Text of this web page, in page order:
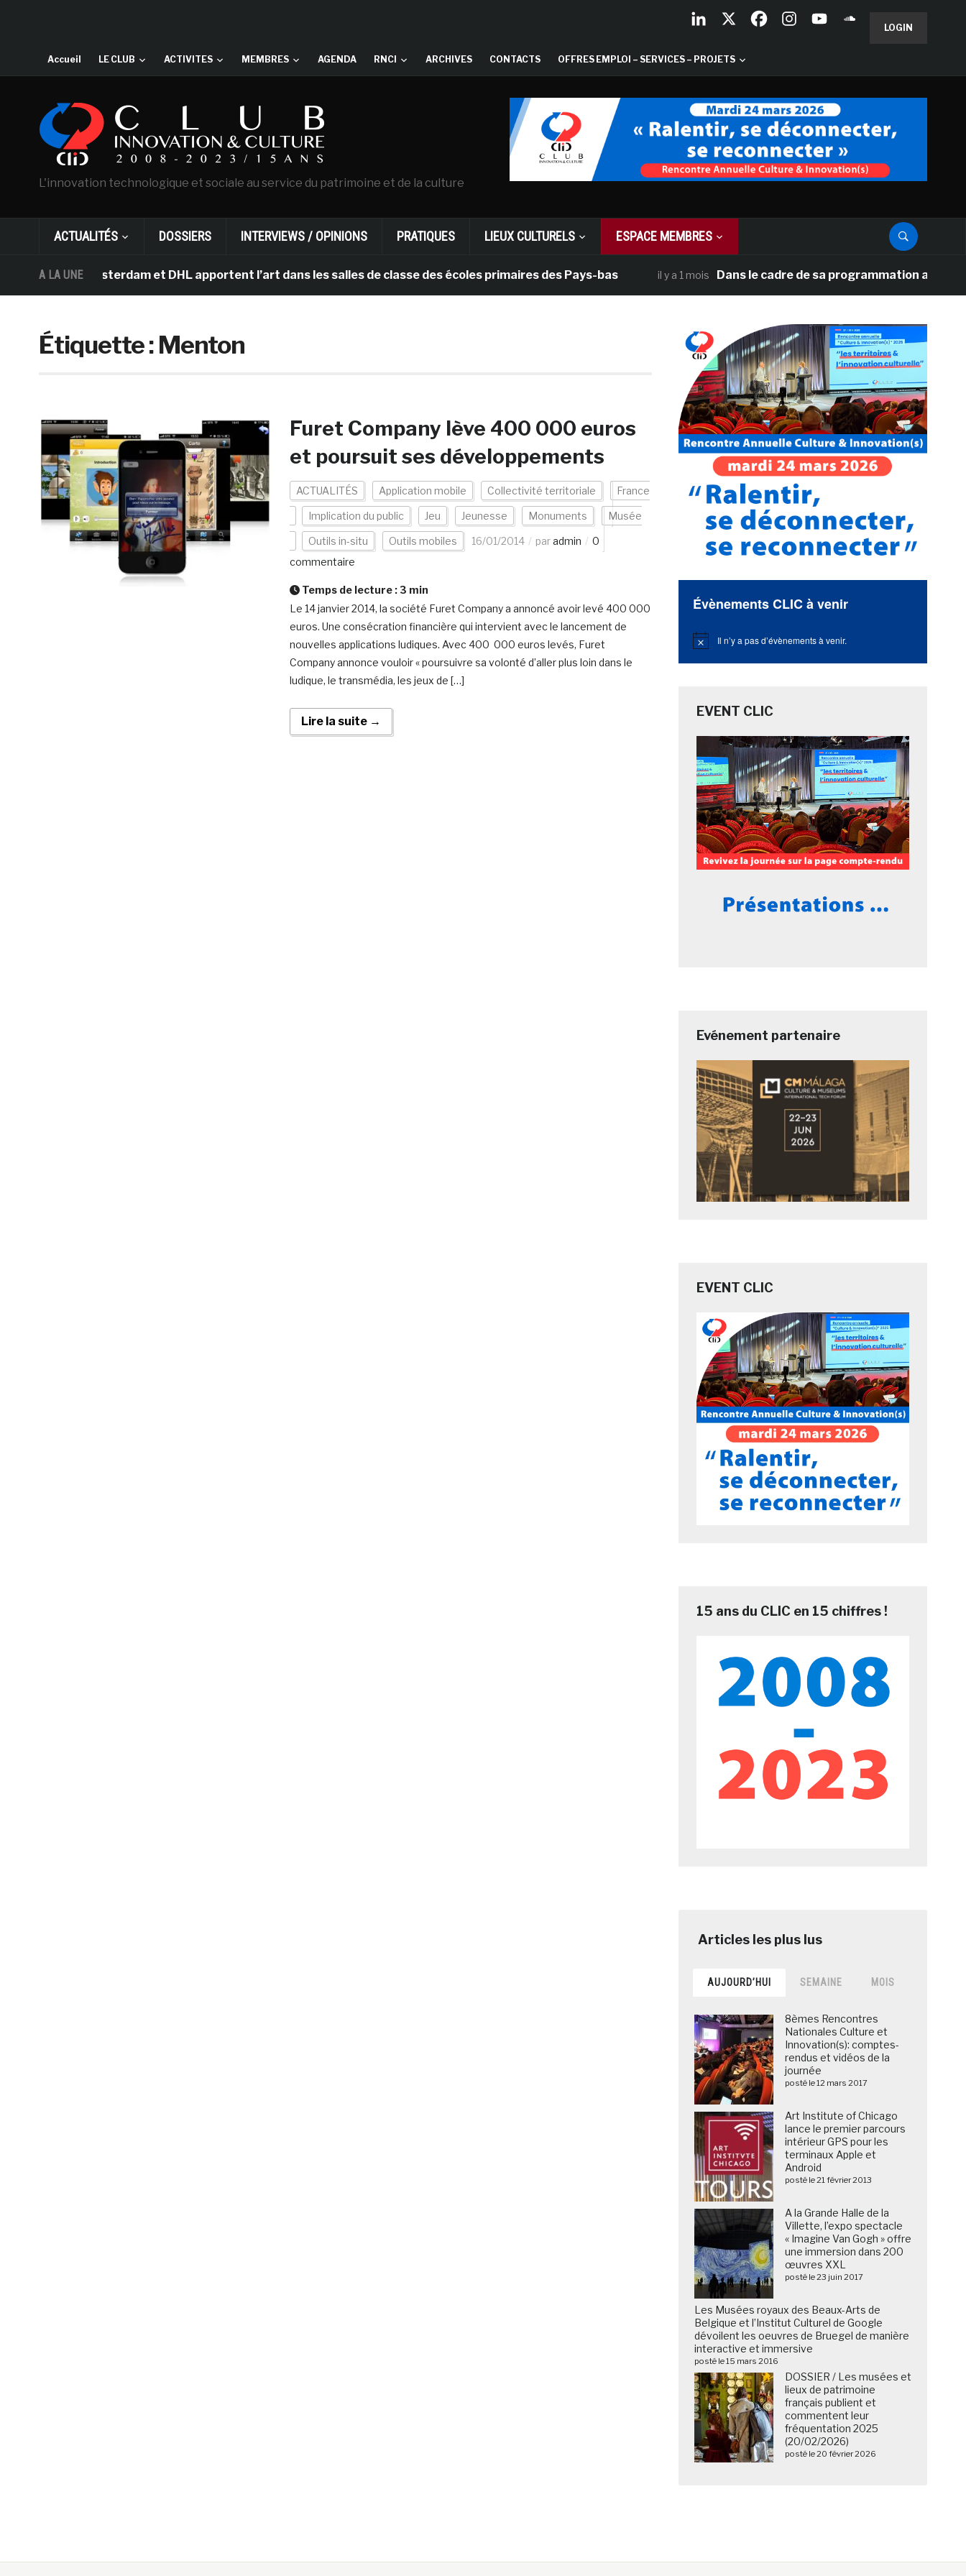
LOGIN
Accueil LE CLUB ACTIVITES MEMBRES AGENDA RNCI ARCHIVES CONTACTS OFFRES EMPLOI – SERVICES – PROJETS
L'innovation technologique et sociale au service du patrimoine et de la culture
ACTUALITÉS DOSSIERS INTERVIEWS / OPINIONS PRATIQUES LIEUX CULTURELS ESPACE MEMBRES
A LA UNE
Gogh d’Amsterdam et DHL apportent l’art dans les salles de classe des écoles primaires des Pays-bas il y a 1 mois Dans le cadre de sa programmation américaine,
Étiquette :Menton
Furet Company lève 400 000 euros
et poursuit ses développements
ACTUALITÉS Application mobile Collectivité territoriale France
Implication du public Jeu Jeunesse Monuments Musée
Outils in-situ Outils mobiles 16/01/2014 paradmin
0
commentaire
Temps de lecture : 3 min
Le 14 janvier 2014, la société Furet Company a annoncé avoir levé 400 000
euros. Une consécration financière qui intervient avec le lancement de
nouvelles applications ludiques. Avec 400 000 euros levés, Furet
Company annonce vouloir « poursuivre sa volonté d’aller plus loin dans le
ludique, le transmédia, les jeux de […]
Lire la suite →
Évènements CLIC à venir
Notice Il n’y a pas d’évènements à venir.
EVENT CLIC
Evénement partenaire
EVENT CLIC
15 ans du CLIC en 15 chiffres !
AUJOURD’HUI SEMAINE MOIS
8èmes Rencontres
Nationales Culture et
Innovation(s): comptes-
rendus et vidéos de la
journée
posté le 12 mars 2017
Art Institute of Chicago
lance le premier parcours
intérieur GPS pour les
terminaux Apple et
Android
posté le 21 février 2013
A la Grande Halle de la
Villette, l’expo spectacle
« Imagine Van Gogh » offre
une immersion dans 200
œuvres XXL
posté le 23 juin 2017
Les Musées royaux des Beaux-Arts de
Belgique et l’Institut Culturel de Google
dévoilent les oeuvres de Bruegel de manière
interactive et immersive
posté le 15 mars 2016
DOSSIER / Les musées et
lieux de patrimoine
français publient et
commentent leur
fréquentation 2025
(20/02/2026)
posté le 20 février 2026